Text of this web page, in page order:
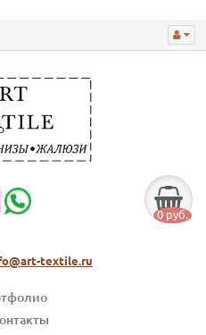
textile.ru
0 руб.